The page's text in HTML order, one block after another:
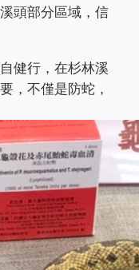
頭部分區域，信
健行，在杉林溪
，不僅是防蛇，